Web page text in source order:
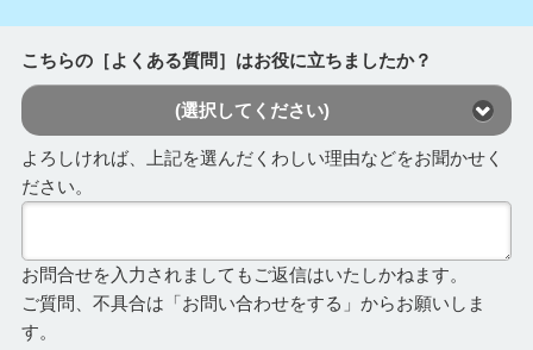
こちらの［よくある質問］はお役に立ちましたか？
(選択してください)
よろしければ、上記を選んだくわしい理由などをお聞かせく
ださい。
お問合せを入力されましてもご返信はいたしかねます。
ご質問、不具合は「お問い合わせをする」からお願いしま
す。